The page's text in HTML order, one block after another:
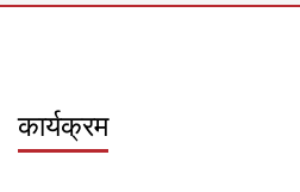
कार्यक्रम